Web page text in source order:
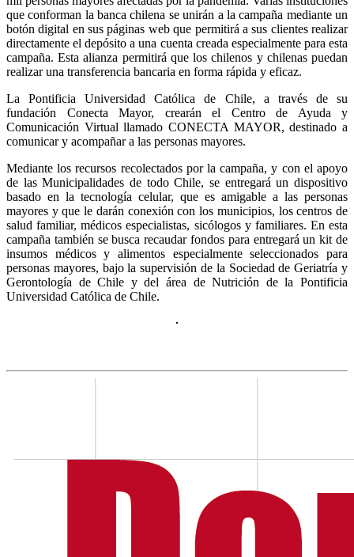
que conforman la banca chilena se unirán a la campaña mediante un
botón digital en sus páginas web que permitirá a sus clientes realizar
directamente el depósito a una cuenta creada especialmente para esta
campaña. Esta alianza permitirá que los chilenos y chilenas puedan
realizar una transferencia bancaria en forma rápida y eficaz.
La Pontificia Universidad Católica de Chile, a través de su
fundación Conecta Mayor, crearán el Centro de Ayuda y
Comunicación Virtual llamado CONECTA MAYOR, destinado a
comunicar y acompañar a las personas mayores.
Mediante los recursos recolectados por la campaña, y con el apoyo
de las Municipalidades de todo Chile, se entregará un dispositivo
basado en la tecnología celular, que es amigable a las personas
mayores y que le darán conexión con los municipios, los centros de
salud familiar, médicos especialistas, sicólogos y familiares. En esta
campaña también se busca recaudar fondos para entregará un kit de
insumos médicos y alimentos especialmente seleccionados para
personas mayores, bajo la supervisión de la Sociedad de Geriatría y
Gerontología de Chile y del área de Nutrición de la Pontificia
Universidad Católica de Chile.